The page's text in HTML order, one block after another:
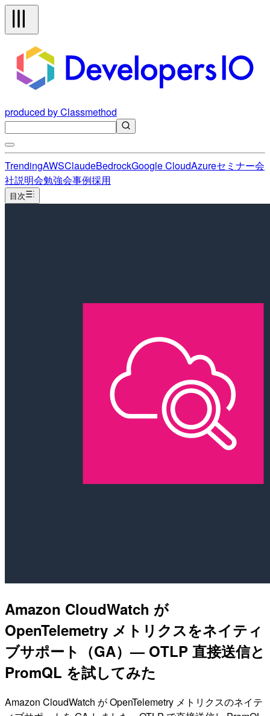
produced by Classmethod
TrendingAWSClaudeBedrockGoogle CloudAzureセミナー会
社説明会勉強会事例採用
目次
Amazon CloudWatch が
OpenTelemetry メトリクスをネイティ
ブサポート（GA）— OTLP 直接送信と
PromQL を試してみた
Amazon CloudWatch が OpenTelemetry メトリクスのネイテ